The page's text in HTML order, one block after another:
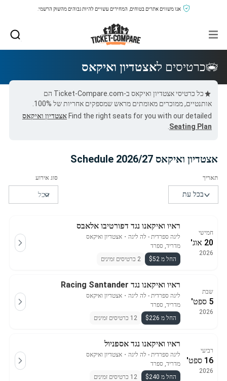
אנו משווים אתרים בטוחים, המחירים עשויים להיות גבוהים מהשוק הרשמי.
כרטיסים לאצטדיון ואיקאס
כל כרטיסי אצטדיון ואיקאס ב-Ticket-Compare.com הם
אותנטיים, ממוכרים מאומתים מראש שמספקים אחריות של 100%.
Find the right seats for you with our detailed אצטדיון ואיקאס
Seating Plan
אצטדיון ואיקאס 2026/27 Schedule
חמישי
20 אוג'
2026
ראיו ואיקאנו נגד דפורטיבו אלאבס
ליגה ספרדית - לה ליגה ・ אצטדיון ואיקאס
מדריד, ספרד
החל מ $52
2 כרטיסים זמינים
שבת
5 ספט'
2026
ראיו ואיקאנו נגד Racing Santander
ליגה ספרדית - לה ליגה ・ אצטדיון ואיקאס
מדריד, ספרד
החל מ $226
12 כרטיסים זמינים
רביעי
16 ספט'
2026
ראיו ואיקאנו נגד אספניול
ליגה ספרדית - לה ליגה ・ אצטדיון ואיקאס
מדריד, ספרד
החל מ $240
12 כרטיסים זמינים